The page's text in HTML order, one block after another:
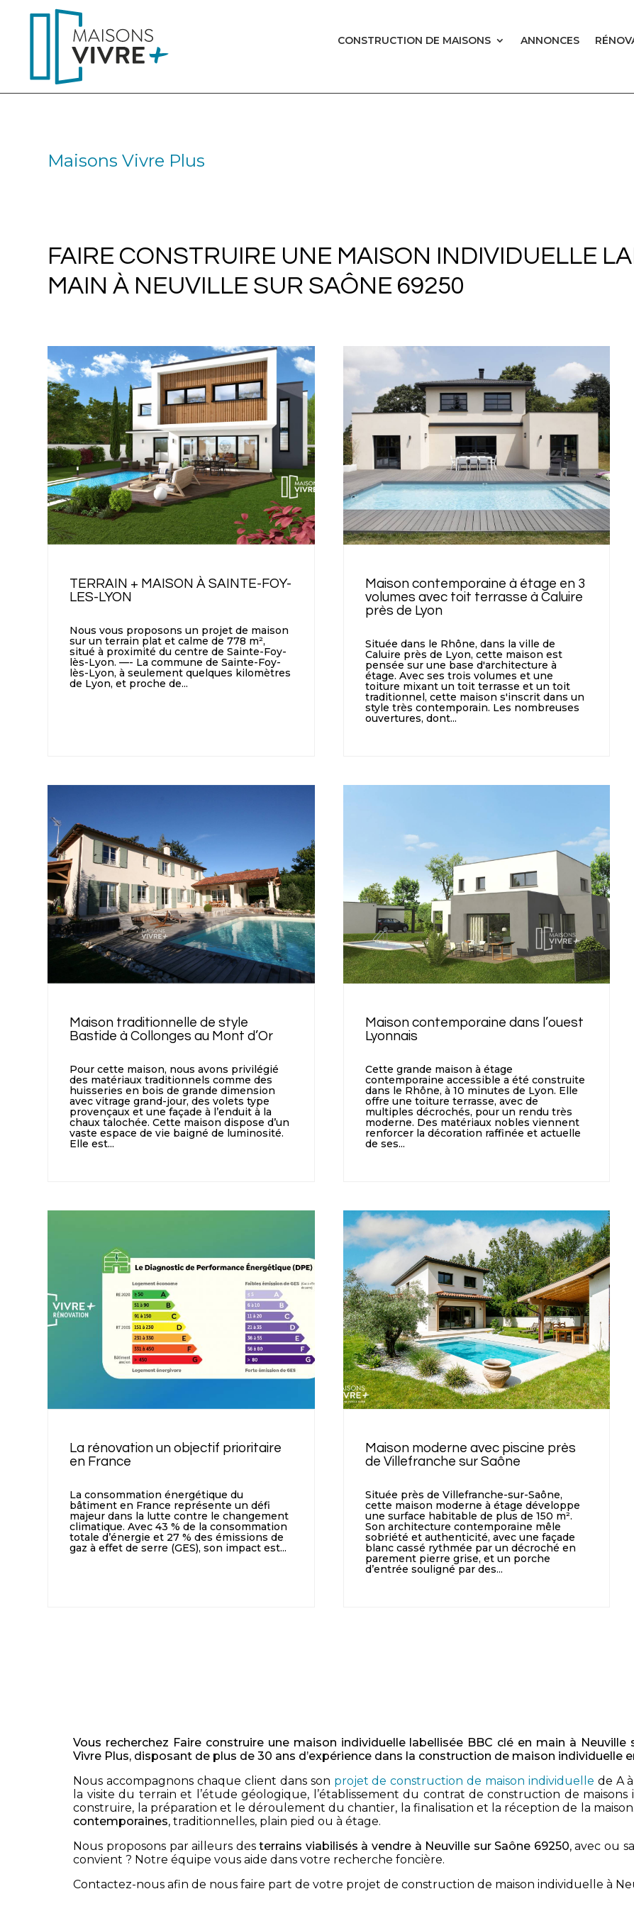
CONSTRUCTION DE MAISONS ANNONCES
Maisons Vivre Plus
FAIRE CONSTRUIRE UNE MAISON INDIVIDUELLE
MAIN À NEUVILLE SUR SAÔNE 69250
TERRAIN + MAISON À SAINTE-FOY-
LES-LYON
Nous vous proposons un projet de maison
sur un terrain plat et calme de 778 m²,
situé à proximité du centre de Sainte-Foy-
lès-Lyon. —- La commune de Sainte-Foy-
lès-Lyon, à seulement quelques kilomètres
de Lyon, et proche de...
Maison contemporaine à étage en 3
volumes avec toit terrasse à Caluire
près de Lyon
Située dans le Rhône, dans la ville de
Caluire près de Lyon, cette maison est
pensée sur une base d'architecture à
étage. Avec ses trois volumes et une
toiture mixant un toit terrasse et un toit
traditionnel, cette maison s'inscrit dans un
style très contemporain. Les nombreuses
ouvertures, dont...
Maison traditionnelle de style
Bastide à Collonges au Mont d’Or
Pour cette maison, nous avons privilégié
des matériaux traditionnels comme des
huisseries en bois de grande dimension
avec vitrage grand-jour, des volets type
provençaux et une façade à l’enduit à la
chaux talochée. Cette maison dispose d’un
vaste espace de vie baigné de luminosité.
Elle est...
Maison contemporaine dans l’ouest
Lyonnais
Cette grande maison à étage
contemporaine accessible a été construite
dans le Rhône, à 10 minutes de Lyon. Elle
offre une toiture terrasse, avec de
multiples décrochés, pour un rendu très
moderne. Des matériaux nobles viennent
renforcer la décoration raffinée et actuelle
de ses...
La rénovation un objectif prioritaire
en France
La consommation énergétique du
bâtiment en France représente un défi
majeur dans la lutte contre le changement
climatique. Avec 43 % de la consommation
totale d’énergie et 27 % des émissions de
gaz à effet de serre (GES), son impact est...
Maison moderne avec piscine près
de Villefranche sur Saône
Située près de Villefranche-sur-Saône,
cette maison moderne à étage développe
une surface habitable de plus de 150 m².
Son architecture contemporaine mêle
sobriété et authenticité, avec une façade
blanc cassé rythmée par un décroché en
parement pierre grise, et un porche
d’entrée souligné par des...
Vous recherchez Faire construire une maison individuelle labellisée BBC clé en main à
Vivre Plus, disposant de plus de 30 ans d’expérience dans la construction de maison individuelle
Nous accompagnons chaque client dans son projet de construction de maison individuelle de A
la visite du terrain et l’étude géologique, l’établissement du contrat de construction de
construire, la préparation et le déroulement du chantier, la finalisation et la réception de la
contemporaines, traditionnelles, plain pied ou à étage.
Nous proposons par ailleurs desterrains viabilisés à vendre à Neuville sur Saône 69250, avec ou
convient ? Notre équipe vous aide dans votre recherche foncière.
Contactez-nous afin de nous faire part de votre projet de construction de maison individuelle à